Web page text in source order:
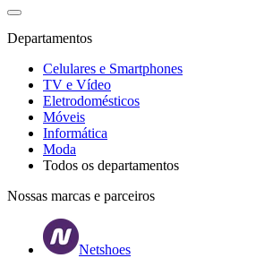
Departamentos
Celulares e Smartphones
TV e Vídeo
Eletrodomésticos
Móveis
Informática
Moda
Todos os departamentos
Nossas marcas e parceiros
Netshoes